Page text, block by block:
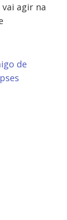
agir na
de